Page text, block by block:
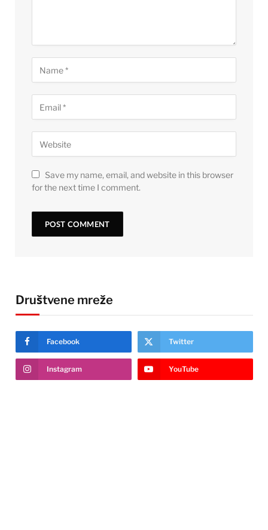
Save my name, email, and website in this browser
for the next time I comment.
Društvene mreže
Facebook Twitter
Instagram YouTube